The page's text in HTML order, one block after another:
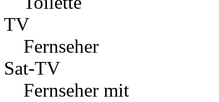
TV
Fernseher
Sat-TV
Fernseher mit